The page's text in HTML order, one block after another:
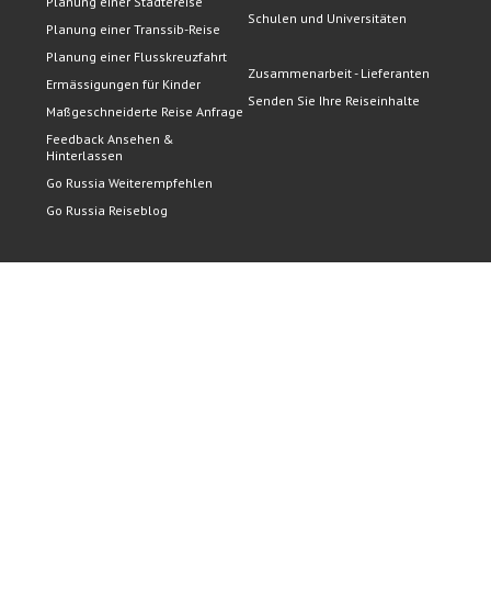
Planung einer Transsib-Reise
Planung einer Flusskreuzfahrt
Ermässigungen für Kinder
Maßgeschneiderte Reise Anfrage
Feedback Ansehen &
Hinterlassen
Go Russia Weiterempfehlen
Go Russia Reiseblog
Schulen und Universitäten
Zusammenarbeit - Lieferanten
Senden Sie Ihre Reiseinhalte